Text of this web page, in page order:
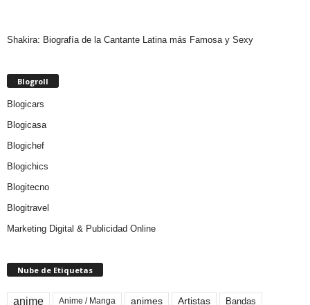
Shakira: Biografía de la Cantante Latina más Famosa y Sexy
Blogroll
Blogicars
Blogicasa
Blogichef
Blogichics
Blogitecno
Blogitravel
Marketing Digital & Publicidad Online
Nube de Etiquetas
anime Anime / Manga animes Artistas Bandas